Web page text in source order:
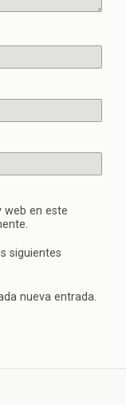
en este
siguientes
nueva entrada.